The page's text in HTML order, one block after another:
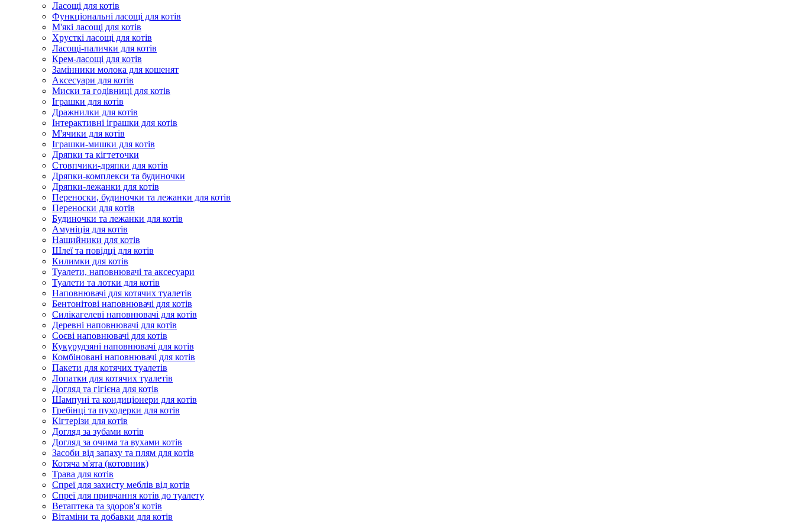
Ласощі для котів
Функціональні ласощі для котів
М'які ласощі для котів
Хрусткі ласощі для котів
Ласощі-палички для котів
Крем-ласощі для котів
Замінники молока для кошенят
Аксесуари для котів
Миски та годівниці для котів
Іграшки для котів
Дражнилки для котів
Інтерактивні іграшки для котів
М'ячики для котів
Іграшки-мишки для котів
Дряпки та кігтеточки
Стовпчики-дряпки для котів
Дряпки-комплекси та будиночки
Дряпки-лежанки для котів
Переноски, будиночки та лежанки для котів
Переноски для котів
Будиночки та лежанки для котів
Амуніція для котів
Нашийники для котів
Шлеї та повідці для котів
Килимки для котів
Туалети, наповнювачі та аксесуари
Туалети та лотки для котів
Наповнювачі для котячих туалетів
Бентонітові наповнювачі для котів
Силікагелеві наповнювачі для котів
Деревні наповнювачі для котів
Соєві наповнювачі для котів
Кукурудзяні наповнювачі для котів
Комбіновані наповнювачі для котів
Пакети для котячих туалетів
Лопатки для котячих туалетів
Догляд та гігієна для котів
Шампуні та кондиціонери для котів
Гребінці та пуходерки для котів
Кігтерізи для котів
Догляд за зубами котів
Догляд за очима та вухами котів
Засоби від запаху та плям для котів
Котяча м'ята (котовник)
Трава для котів
Спреї для захисту меблів від котів
Спреї для привчання котів до туалету
Ветаптека та здоров'я котів
Вітаміни та добавки для котів